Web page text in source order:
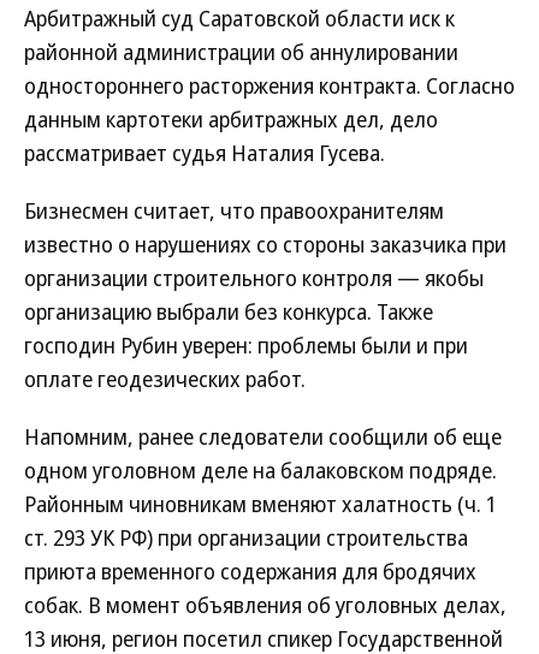
Арбитражный суд Саратовской области иск к
районной администрации об аннулировании
одностороннего расторжения контракта. Согласно
данным картотеки арбитражных дел, дело
рассматривает судья Наталия Гусева.
Бизнесмен считает, что правоохранителям
известно о нарушениях со стороны заказчика при
организации строительного контроля — якобы
организацию выбрали без конкурса. Также
господин Рубин уверен: проблемы были и при
оплате геодезических работ.
Напомним, ранее следователи сообщили об еще
одном уголовном деле на балаковском подряде.
Районным чиновникам вменяют халатность (ч. 1
ст. 293 УК РФ) при организации строительства
приюта временного содержания для бродячих
собак. В момент объявления об уголовных делах,
13 июня, регион посетил спикер Государственной